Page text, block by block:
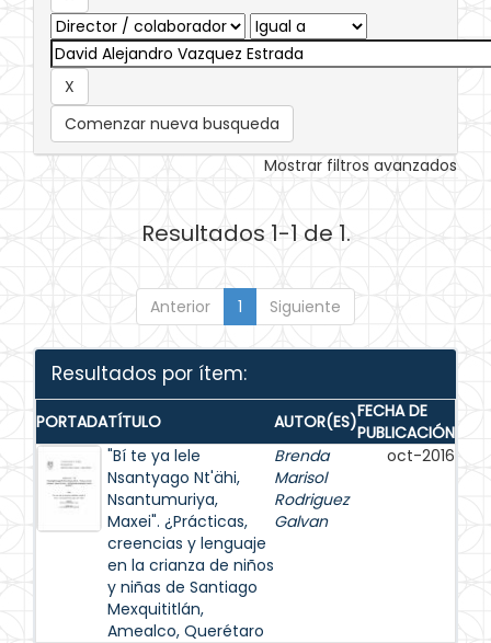
Comenzar nueva busqueda
Mostrar filtros avanzados
Resultados 1-1 de 1.
Anterior 1 Siguiente
Resultados por ítem:
PORTADATÍTULO AUTOR(ES)FECHA DE
PUBLICACIÓN
"Bí te ya lele
Nsantyago Nt'ähi,
Nsantumuriya,
Maxei". ¿Prácticas,
creencias y lenguaje
en la crianza de niños
y niñas de Santiago
Mexquititlán,
Amealco, Querétaro
Brenda
Marisol
Rodriguez
Galvan
oct-2016